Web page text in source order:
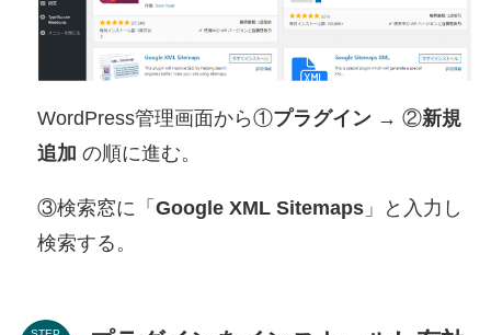
WordPress管理画面から①プラグイン→ ②新規
追加 の順に進む。
③検索窓に「 Google XML Sitemaps」と入力し
検索する。